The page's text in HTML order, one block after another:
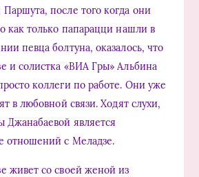
после того когда они
как только папарацци нашли в
певца болтуна, оказалось, что
и солистка «ВИА Гры» Альбина
коллеги по работе. Они уже
в любовной связи. Ходят слухи,
Джанабаевой является
отношений с Меладзе.
живет со своей женой из